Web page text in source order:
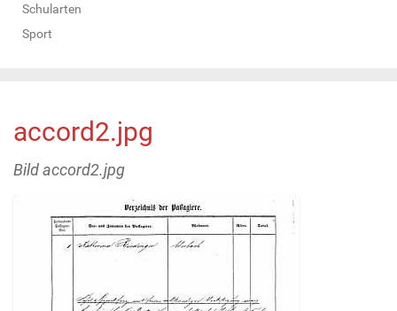
Schularten
Sport
accord2.jpg
Bild accord2.jpg